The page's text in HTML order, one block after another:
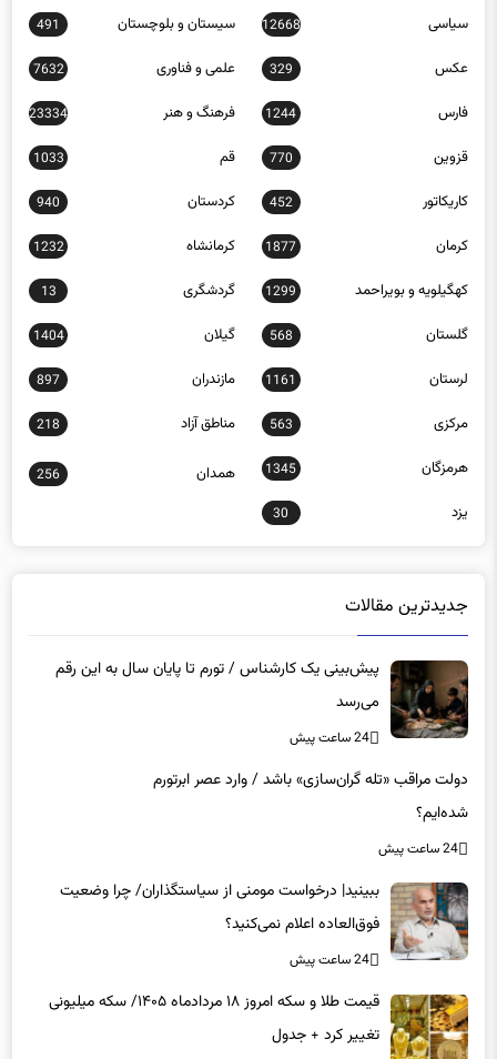
سیاسی 12668 سیستان و بلوچستان 491
عکس 329 علمی و فناوری 7632
فارس 1244 فرهنگ و هنر 23334
قزوین 770 قم 1033
کاریکاتور 452 کردستان 940
کرمان 1877 کرمانشاه 1232
کهگیلویه و بویراحمد 1299 گردشگری 13
گلستان 568 گیلان 1404
لرستان 1161 مازندران 897
مرکزی 563 مناطق آزاد 218
هرمزگان 1345 همدان 256
یزد 30
جدیدترین مقالات
پیش‌بینی یک کارشناس / تورم تا پایان سال به این رقم
می‌رسد
24 ساعت پیش
دولت مراقب «تله گران‌سازی» باشد / وارد عصر ابرتورم
شده‌ایم؟
24 ساعت پیش
ببینید| درخواست مومنی از سیاستگذاران/ چرا وضعیت
فوق‌العاده اعلام نمی‌کنید؟
24 ساعت پیش
قیمت طلا و سکه امروز ۱۸ مردادماه ۱۴۰۵/ سکه میلیونی
تغییر کرد + جدول